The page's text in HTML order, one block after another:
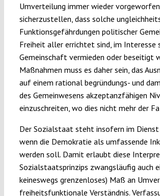
Umverteilung immer wieder
sicherzustellen, dass solche
Funktionsgefährdungen politischer
Freiheit aller errichtet sind, im
Gemeinschaft vermieden oder beseitigt
Maßnahmen muss es daher sein, das
auf einem rational begründungs- und
des Gemeinwesens akzeptanzfähigen
einzuschreiten, wo dies nicht mehr der
Der Sozialstaat steht insofern im Dienst
wenn die Demokratie als umfassende
werden soll. Damit erlaubt diese
Sozialstaatsprinzips zwangsläufig auch
keineswegs grenzenloses) Maß an
freiheitsfunktionale Verständnis.